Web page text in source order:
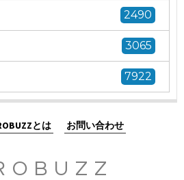
2490
3065
7922
とは お問い合わせ